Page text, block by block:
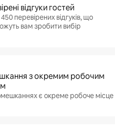
відгуки гостей
перевірених відгуків, що
вам зробити вибір
з окремим робочим
є окреме робоче місце